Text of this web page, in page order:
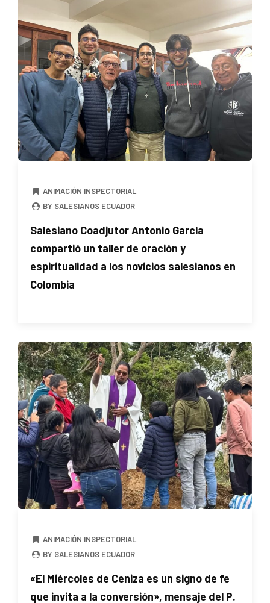
ANIMACIÓN INSPECTORIAL
BY SALESIANOS ECUADOR
Salesiano Coadjutor Antonio García
compartió un taller de oración y
espiritualidad a los novicios salesianos en
Colombia
ANIMACIÓN INSPECTORIAL
BY SALESIANOS ECUADOR
«El Miércoles de Ceniza es un signo de fe
que invita a la conversión», mensaje del P.